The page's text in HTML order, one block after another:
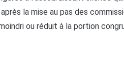
la mise au pas des
ou réduit à la portion